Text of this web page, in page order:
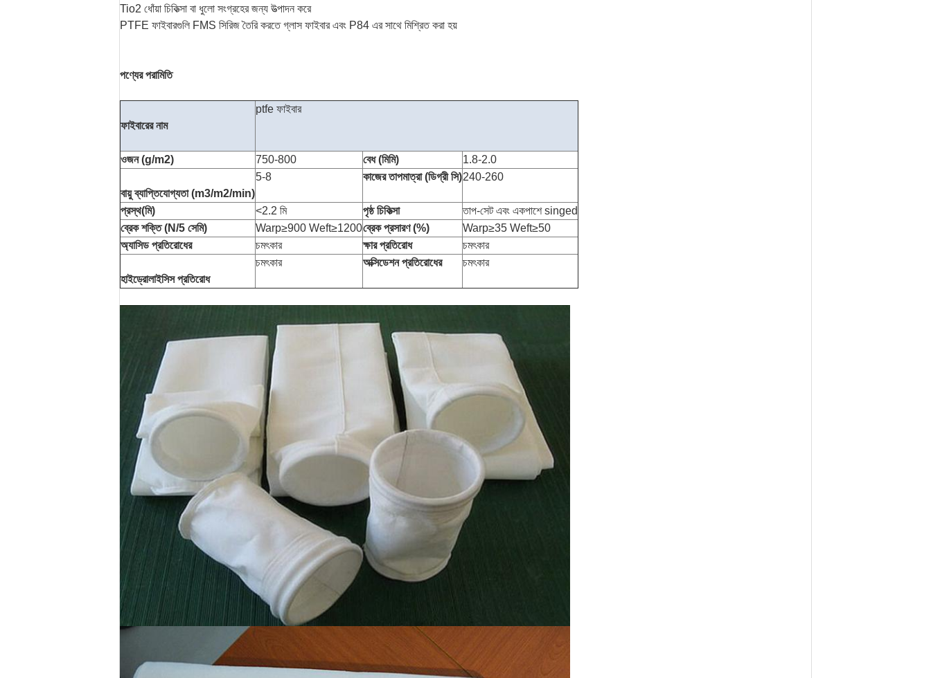
Tio2 ধোঁয়া চিকিত্সা বা ধুলো সংগ্রহের জন্য উত্পাদন করে
PTFE ফাইবারগুলি FMS সিরিজ তৈরি করতে গ্লাস ফাইবার এবং P84 এর সাথে মিশ্রিত করা হয়
পণ্যের পরামিতি
ফাইবারের নাম
ptfe ফাইবার
ওজন (g/m2) 750-800 বেধ (মিমি) 1.8-2.0
বায়ু ব্যাপ্তিযোগ্যতা (m3/m2/min)
5-8 কাজের তাপমাত্রা (ডিগ্রী সি)240-260
প্রস্থ(মি) <2.2 মি পৃষ্ঠ চিকিত্সা
তাপ-সেট এবং একপাশে singed
ব্রেক শক্তি (N/5 সেমি)
Warp≥900 Weft≥1200ব্রেক প্রসারণ (%)
Warp≥35 Weft≥50
অ্যাসিড প্রতিরোধের
চমৎকার ক্ষার প্রতিরোধ চমৎকার
হাইড্রোলাইসিস প্রতিরোধ
চমৎকার অক্সিডেশন প্রতিরোধের চমৎকার